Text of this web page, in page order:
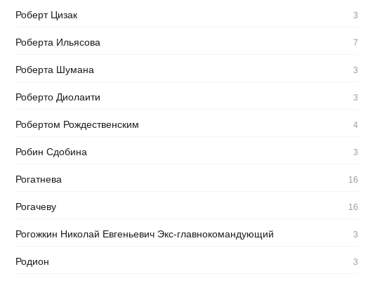
Роберт Цизак 3
Роберта Ильясова 7
Роберта Шумана 3
Роберто Диолаити 3
Робертом Рождественским 4
Робин Сдобина 3
Рогатнева 16
Рогачеву 16
Рогожкин Николай Евгеньевич Экс-главнокомандующий 3
Родион 3